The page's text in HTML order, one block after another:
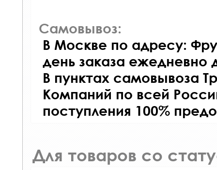
Самовывоз:
В Москве по адресу:
день заказа ежедневно
В пунктах самовывоза
Компаний по всей
поступления 100%
Для товаров со